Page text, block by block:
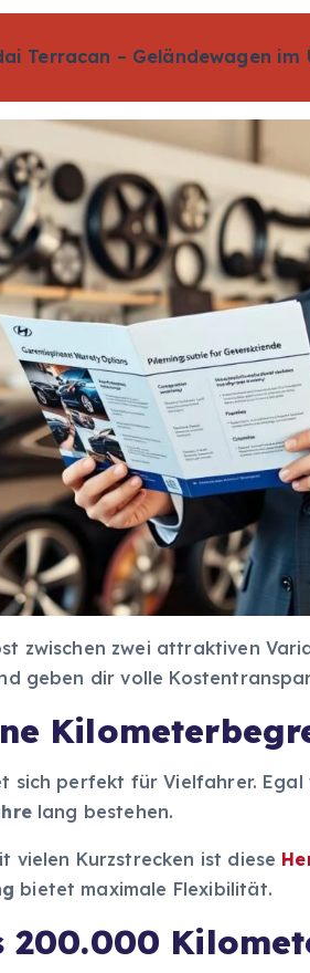
Terracan – Geländewagen im
zwischen zwei attraktiven
geben dir volle
sich perfekt für Vielfahrer.
lang bestehen.
vielen Kurzstrecken ist diese
bietet maximale Flexibilität.
200.000